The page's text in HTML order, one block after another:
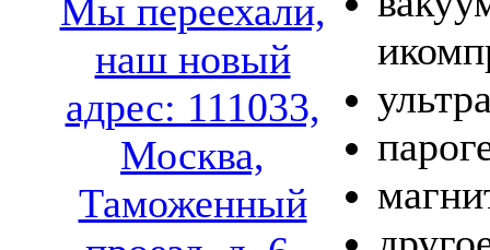
Мы переехали,
наш новый
адрес: 111033,
Москва,
Таможенный